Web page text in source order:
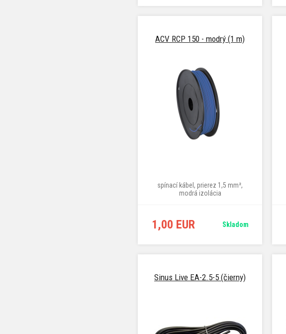
ACV RCP 150 - modrý (1 m)
spínací kábel, prierez 1,5 mm²,
modrá izolácia
1,00 EUR Skladom
Sinus Live EA-2.5-5 (čierny)